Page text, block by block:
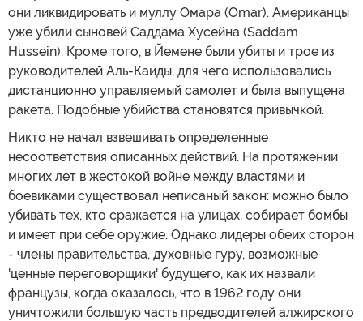
они ликвидировать и муллу Омара (Omar). Американцы
уже убили сыновей Саддама Хусейна (Saddam
Hussein). Кроме того, в Йемене были убиты и трое из
руководителей Аль-Каиды, для чего использовались
дистанционно управляемый самолет и была выпущена
ракета. Подобные убийства становятся привычкой.
Никто не начал взвешивать определенные
несоответствия описанных действий. На протяжении
многих лет в жестокой войне между властями и
боевиками существовал неписаный закон: можно было
убивать тех, кто сражается на улицах, собирает бомбы
и имеет при себе оружие. Однако лидеры обеих сторон
- члены правительства, духовные гуру, возможные
'ценные переговорщики' будущего, как их назвали
французы, когда оказалось, что в 1962 году они
уничтожили большую часть предводителей алжирского